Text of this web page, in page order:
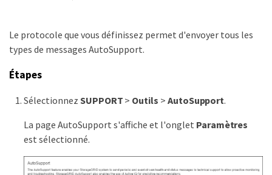
Le protocole que vous définissez permet d'envoyer tous les
types de messages AutoSupport.
Étapes
Sélectionnez SUPPORT > Outils > AutoSupport.
La page AutoSupport s'affiche et l'onglet Paramètres
est sélectionné.